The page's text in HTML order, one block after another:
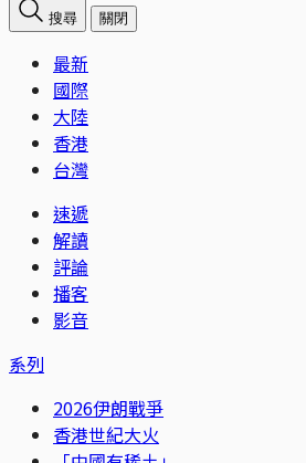
搜尋 關閉
最新
國際
大陸
香港
台灣
速遞
解讀
評論
播客
影音
系列
2026伊朗戰爭
香港世紀大火